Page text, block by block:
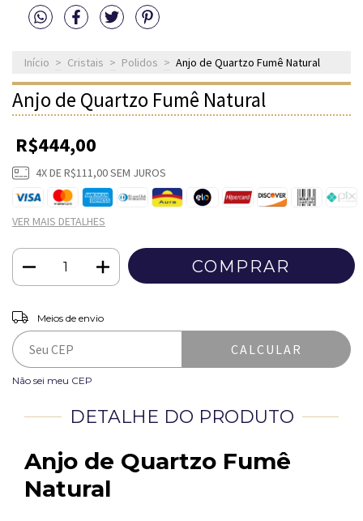
Início > Cristais > Polidos > Anjo de Quartzo Fumê Natural
Anjo de Quartzo Fumê Natural
R$444,00
4X DER$111,00SEM JUROS
VER MAIS DETALHES
Entregas para o CEP:
Meios de envio
CALCULAR
Não sei meu CEP
DETALHE DO PRODUTO
Anjo de Quartzo Fumê
Natural